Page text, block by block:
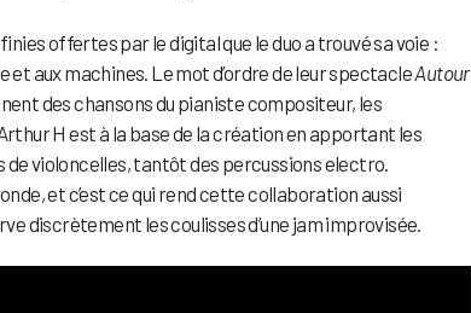
offertes par le digital que le duo a trouvé sa voie :
et aux machines. Le mot d’ordre de leur spectacleAutour
des chansons du pianiste compositeur, les
H est à la base de la création en apportant les
violoncelles, tantôt des percussions electro.
et c’est ce qui rend cette collaboration aussi
discrètement les coulisses d’une jam improvisée.